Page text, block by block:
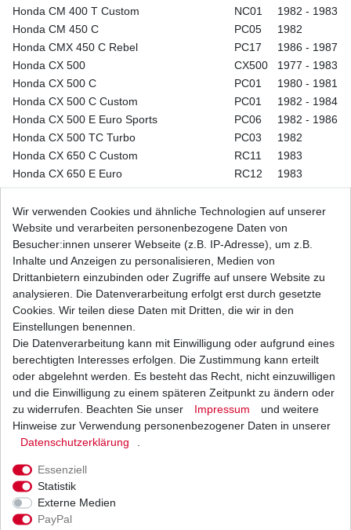
Honda CM 400 T Custom
NC01
1982 - 1983
Honda CM 450 C
PC05
1982
Honda CMX 450 C Rebel
PC17
1986 - 1987
Honda CX 500
CX500
1977 - 1983
Honda CX 500 C
PC01
1980 - 1981
Honda CX 500 C Custom
PC01
1982 - 1984
Honda CX 500 E Euro Sports
PC06
1982 - 1986
Honda CX 500 TC Turbo
PC03
1982
Honda CX 650 C Custom
RC11
1983
Honda CX 650 E Euro
RC12
1983
Honda GL 500 D Silverwing
PC02
1982 - 1983
Honda GL 650 D Silverwing
RC10
1983
Honda SXS 700 M4
VE02A 2017 - 2022
Honda SXS 700 M2
20212
Honda TRX 400 FA Fourtrax Rancher AT
TE29U
2004 - 2007
Honda TRX 500 FA Fourtrax Foreman
TE26J
2010 - 2014
Honda TRX 500 FA Fourtrax Foreman
Honda TRX 500 FA Fourtrax Foreman
TE26 2001 - 2003
Honda TRX 650 FA Fourtrax Rincon TE28U
2003 - 2005
Honda TRX 680 FA Fourtrax Rincon
TE33U
2006 - 2009
Honda TRX 680 FA Fourtrax Rincon
TE33E
2010 - 2021
Honda VT 250 F
Honda VTR 250
Wir verwenden Cookies und ähnliche Technologien auf unserer
Website und verarbeiten personenbezogene Daten von
Besucher:innen unserer Webseite (z.B. IP-Adresse), um z.B.
Inhalte und Anzeigen zu personalisieren, Medien von
Drittanbietern einzubinden oder Zugriffe auf unsere Website zu
analysieren. Die Datenverarbeitung erfolgt erst durch gesetzte
Cookies. Wir teilen diese Daten mit Dritten, die wir in den
Einstellungen benennen.
Die Datenverarbeitung kann mit Einwilligung oder aufgrund eines
berechtigten Interesses erfolgen. Die Zustimmung kann erteilt
oder abgelehnt werden. Es besteht das Recht, nicht einzuwilligen
und die Einwilligung zu einem späteren Zeitpunkt zu ändern oder
zu widerrufen. Beachten Sie unser
Impressum
und weitere
Hinweise zur Verwendung personenbezogener Daten in unserer
Daten­schutz­erklärung
Essenziell
Statistik
Externe Medien
PayPal